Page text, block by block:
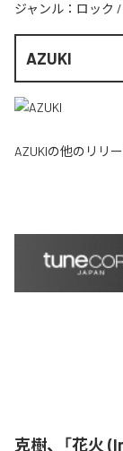
ジャンル： ロック /
AZUKI
AZUKIの他のリリー
克樹、「花火